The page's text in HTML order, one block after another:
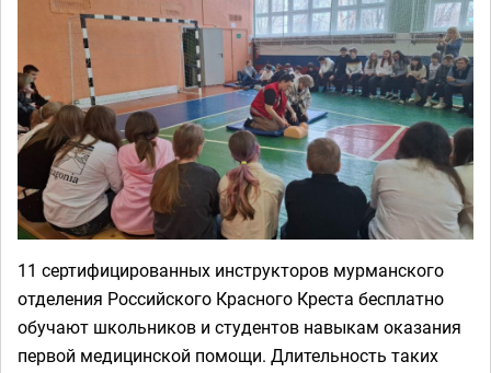
11 сертифицированных инструкторов мурманского
отделения Российского Красного Креста бесплатно
обучают школьников и студентов навыкам оказания
первой медицинской помощи. Длительность таких